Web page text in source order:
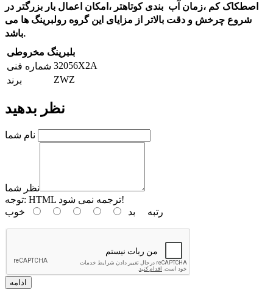
اصطکاک کم ،زمان آب بندی کوتاهتر ،امکان اعمال بار بزرگتر در
شروع چرخش و دقت بالاتر از مزایای این گروه رولبرینگ ها می
باشد.
بلبرینگ مخروطی
شماره فنی 32056X2A
برند
ZWZ
نظر بدهید
نام شما
نظر شما
توجه:
HTML ترجمه نمی شود!
رتبه بد خوب
ادامه